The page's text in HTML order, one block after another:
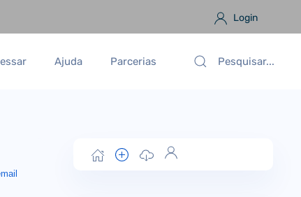
Login
Ajuda Parcerias